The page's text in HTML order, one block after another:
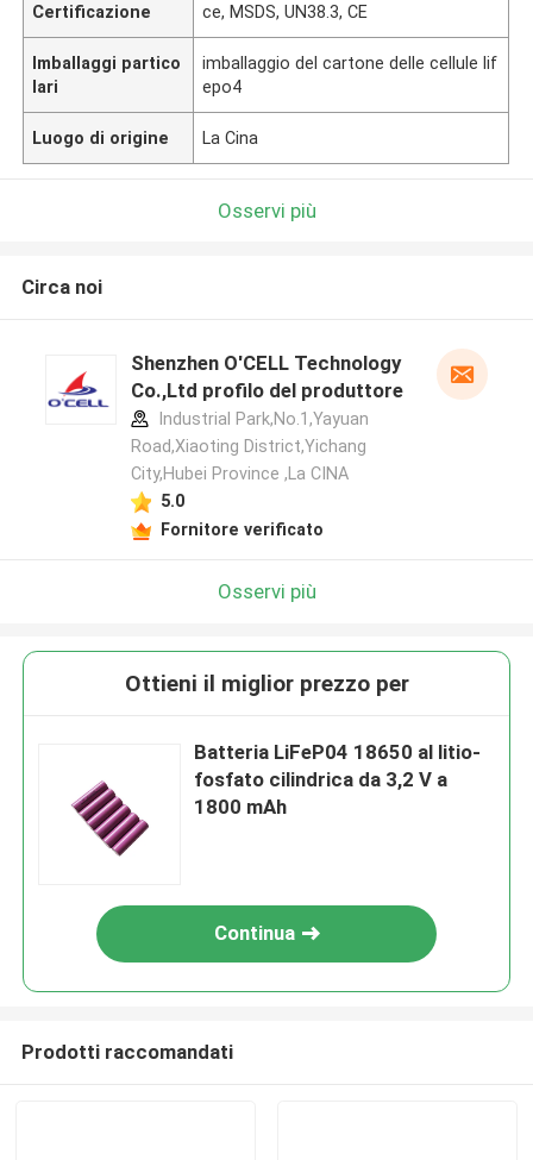
Certificazione ce, MSDS, UN38.3, CE
Imballaggi partico
lari
imballaggio del cartone delle cellule lif
epo4
Luogo di origine La Cina
Osservi più
Circa noi
Shenzhen O'CELL Technology
Co.,Ltd profilo del produttore
Industrial Park,No.1,Yayuan
Road,Xiaoting District,Yichang
City,Hubei Province ,La CINA
5.0
Fornitore verificato
Osservi più
Ottieni il miglior prezzo per
Batteria LiFeP04 18650 al litio-
fosfato cilindrica da 3,2 V a
1800 mAh
Continua
Prodotti raccomandati